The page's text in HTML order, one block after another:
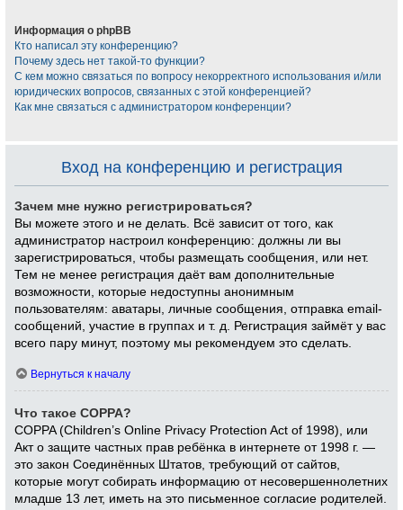
Информация о phpBB
Кто написал эту конференцию?
Почему здесь нет такой-то функции?
С кем можно связаться по вопросу некорректного использования и/или
юридических вопросов, связанных с этой конференцией?
Как мне связаться с администратором конференции?
Вход на конференцию и регистрация
Зачем мне нужно регистрироваться?
Вы можете этого и не делать. Всё зависит от того, как
администратор настроил конференцию: должны ли вы
зарегистрироваться, чтобы размещать сообщения, или нет.
Тем не менее регистрация даёт вам дополнительные
возможности, которые недоступны анонимным
пользователям: аватары, личные сообщения, отправка email-
сообщений, участие в группах и т. д. Регистрация займёт у вас
всего пару минут, поэтому мы рекомендуем это сделать.
Вернуться к началу
Что такое COPPA?
COPPA (Children’s Online Privacy Protection Act of 1998), или
Акт о защите частных прав ребёнка в интернете от 1998 г. —
это закон Соединённых Штатов, требующий от сайтов,
которые могут собирать информацию от несовершеннолетних
младше 13 лет, иметь на это письменное согласие родителей.